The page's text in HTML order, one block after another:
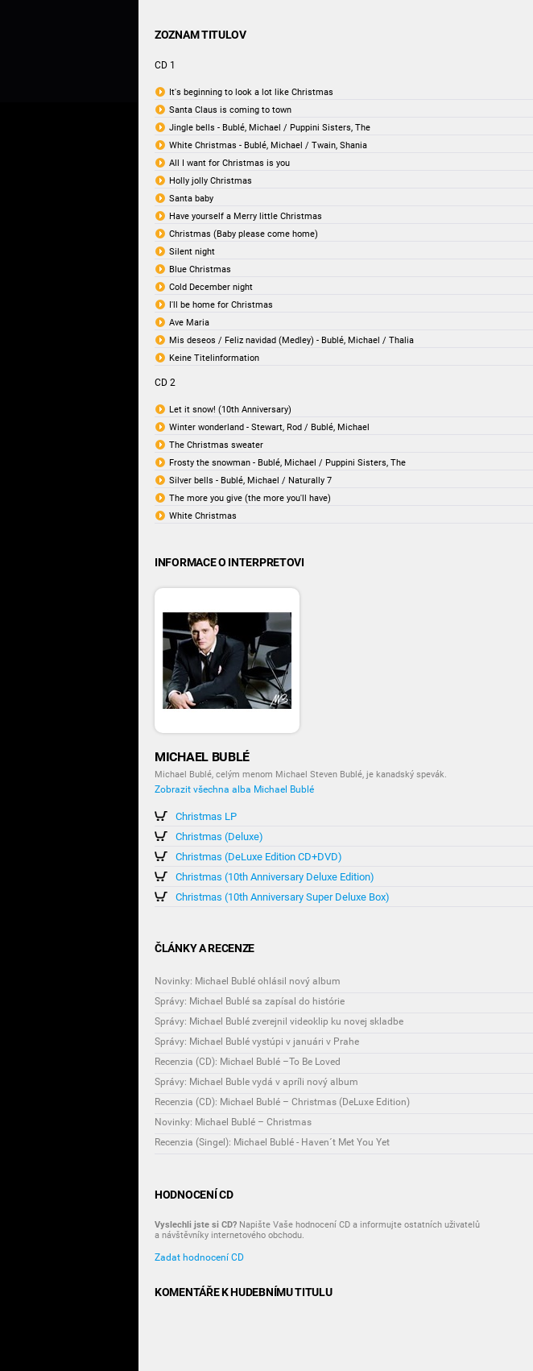
ZOZNAM TITULOV
CD 1
It's beginning to look a lot like Christmas
Santa Claus is coming to town
Jingle bells - Bublé, Michael / Puppini Sisters, The
White Christmas - Bublé, Michael / Twain, Shania
All I want for Christmas is you
Holly jolly Christmas
Santa baby
Have yourself a Merry little Christmas
Christmas (Baby please come home)
Silent night
Blue Christmas
Cold December night
I'll be home for Christmas
Ave Maria
Mis deseos / Feliz navidad (Medley) - Bublé, Michael / Thalia
Keine Titelinformation
CD 2
Let it snow! (10th Anniversary)
Winter wonderland - Stewart, Rod / Bublé, Michael
The Christmas sweater
Frosty the snowman - Bublé, Michael / Puppini Sisters, The
Silver bells - Bublé, Michael / Naturally 7
The more you give (the more you'll have)
White Christmas
INFORMACE O INTERPRETOVI
MICHAEL BUBLÉ
Michael Bublé, celým menom Michael Steven Bublé, je kanadský spevák.
Zobrazit všechna alba Michael Bublé
Christmas LP
Christmas (Deluxe)
Christmas (DeLuxe Edition CD+DVD)
Christmas (10th Anniversary Deluxe Edition)
Christmas (10th Anniversary Super Deluxe Box)
ČLÁNKY A RECENZE
Novinky: Michael Bublé ohlásil nový album
Správy: Michael Bublé sa zapísal do histórie
Správy: Michael Bublé zverejnil videoklip ku novej skladbe
Správy: Michael Bublé vystúpi v januári v Prahe
Recenzia (CD): Michael Bublé –To Be Loved
Správy: Michael Buble vydá v apríli nový album
Recenzia (CD): Michael Bublé – Christmas (DeLuxe Edition)
Novinky: Michael Bublé – Christmas
Recenzia (Singel): Michael Bublé - Haven´t Met You Yet
HODNOCENÍ CD
Vyslechli jste si CD? Napište Vaše hodnocení CD a informujte ostatních uživatelů
a návštěvníky internetového obchodu.
Zadat hodnocení CD
KOMENTÁŘE K HUDEBNÍMU TITULU